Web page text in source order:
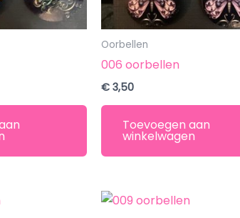
Oorbellen
006 oorbellen
€3,50
Toevoegen aan
winkelwagen